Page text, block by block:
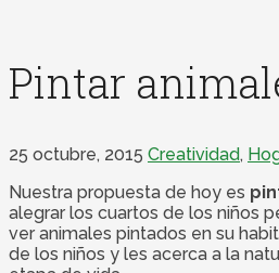
Pintar
25 octubre, 2015 Creatividad,
Nuestra propuesta de hoy es
alegrar los cuartos de los niños
ver animales pintados en su
de los niños y les acerca a la